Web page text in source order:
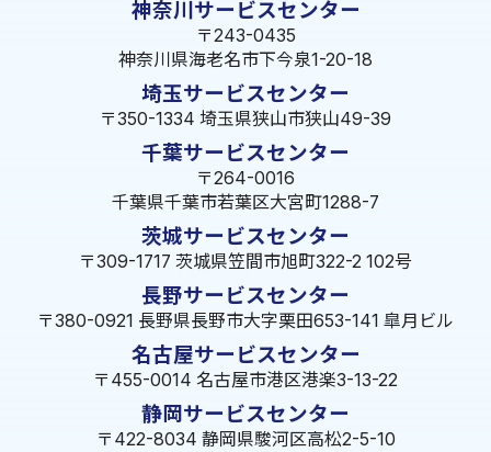
神奈川サービスセンター
〒243-0435
神奈川県海老名市下今泉1-20-18
埼玉サービスセンター
〒350-1334 埼玉県狭山市狭山49-39
千葉サービスセンター
〒264-0016
千葉県千葉市若葉区大宮町1288-7
茨城サービスセンター
〒309-1717 茨城県笠間市旭町322-2 102号
長野サービスセンター
〒380-0921 長野県長野市大字栗田653-141 皐月ビル
名古屋サービスセンター
〒455-0014 名古屋市港区港楽3-13-22
静岡サービスセンター
〒422-8034 静岡県駿河区高松2-5-10